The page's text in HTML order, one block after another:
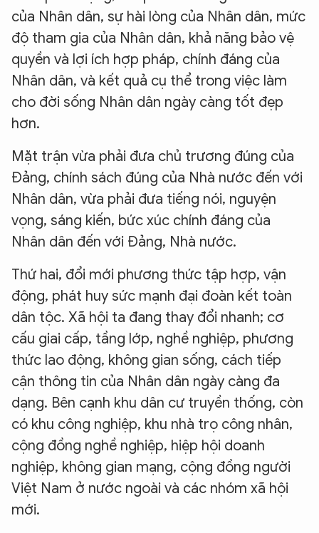
của Nhân dân, sự hài lòng của Nhân dân, mức
độ tham gia của Nhân dân, khả năng bảo vệ
quyền và lợi ích hợp pháp, chính đáng của
Nhân dân, và kết quả cụ thể trong việc làm
cho đời sống Nhân dân ngày càng tốt đẹp
hơn.
Mặt trận vừa phải đưa chủ trương đúng của
Đảng, chính sách đúng của Nhà nước đến với
Nhân dân, vừa phải đưa tiếng nói, nguyện
vọng, sáng kiến, bức xúc chính đáng của
Nhân dân đến với Đảng, Nhà nước.
Thứ hai, đổi mới phương thức tập hợp, vận
động, phát huy sức mạnh đại đoàn kết toàn
dân tộc. Xã hội ta đang thay đổi nhanh; cơ
cấu giai cấp, tầng lớp, nghề nghiệp, phương
thức lao động, không gian sống, cách tiếp
cận thông tin của Nhân dân ngày càng đa
dạng. Bên cạnh khu dân cư truyền thống, còn
có khu công nghiệp, khu nhà trọ công nhân,
cộng đồng nghề nghiệp, hiệp hội doanh
nghiệp, không gian mạng, cộng đồng người
Việt Nam ở nước ngoài và các nhóm xã hội
mới.
An Ninh Thủ Đô nhé. Tôi sẵn sàng hỗ trợ!